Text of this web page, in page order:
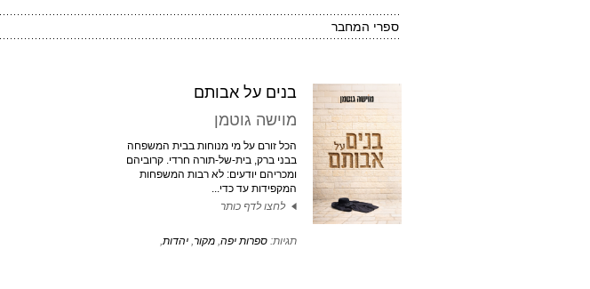
ספרי המחבר
בנים על אבותם
מוישה גוטמן
הכל זורם על מי מנוחות בבית המשפחה
בבני ברק, בית-של-תורה חרדי. קרוביהם
ומכריהם יודעים: לא רבות המשפחות
המקפידות עד כדי...
לחצו לדף כותר
תגיות: ספרות יפה, מקור, יהדות,